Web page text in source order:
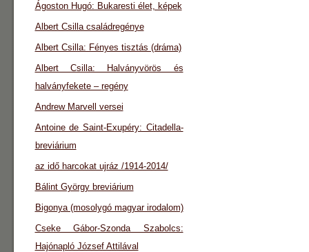
Ágoston Hugó: Bukaresti élet, képek
Albert Csilla családregénye
Albert Csilla: Fényes tisztás (dráma)
Albert Csilla: Halványvörös és
halványfekete – regény
Andrew Marvell versei
Antoine de Saint-Exupéry: Citadella-
breviárium
az idő harcokat ujráz /1914-2014/
Bálint György breviárium
Bigonya (mosolygó magyar irodalom)
Cseke Gábor-Szonda Szabolcs:
Hajónapló József Attilával